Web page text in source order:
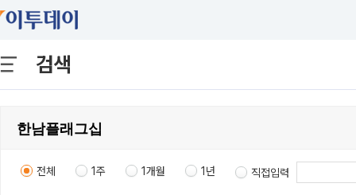
검색
전체 1주 1개월 1년 직접입력